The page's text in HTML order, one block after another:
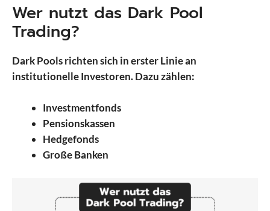
Wer nutzt das Dark Pool
Trading?
Dark Pools richten sich in erster Linie an
institutionelle Investoren. Dazu zählen:
Investmentfonds
Pensionskassen
Hedgefonds
Große Banken